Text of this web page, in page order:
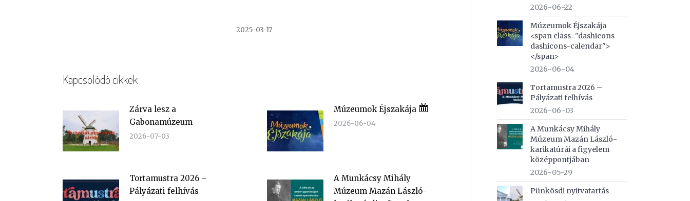
2025-03-17
Kapcsolódó cikkek
Zárva lesz a
Gabonamúzeum
2026-07-03
Múzeumok Éjszakája
2026-06-04
Tortamustra 2026 –
Pályázati felhívás
A Munkácsy Mihály
Múzeum Mazán László-
2026-06-22
Múzeumok Éjszakája
<span class="dashicons
dashicons-calendar">
</span>
2026-06-04
Tortamustra 2026 –
Pályázati felhívás
2026-06-03
A Munkácsy Mihály
Múzeum Mazán László-
karikatúrái a figyelem
középpontjában
2026-05-29
Pünkösdi nyitvatartás